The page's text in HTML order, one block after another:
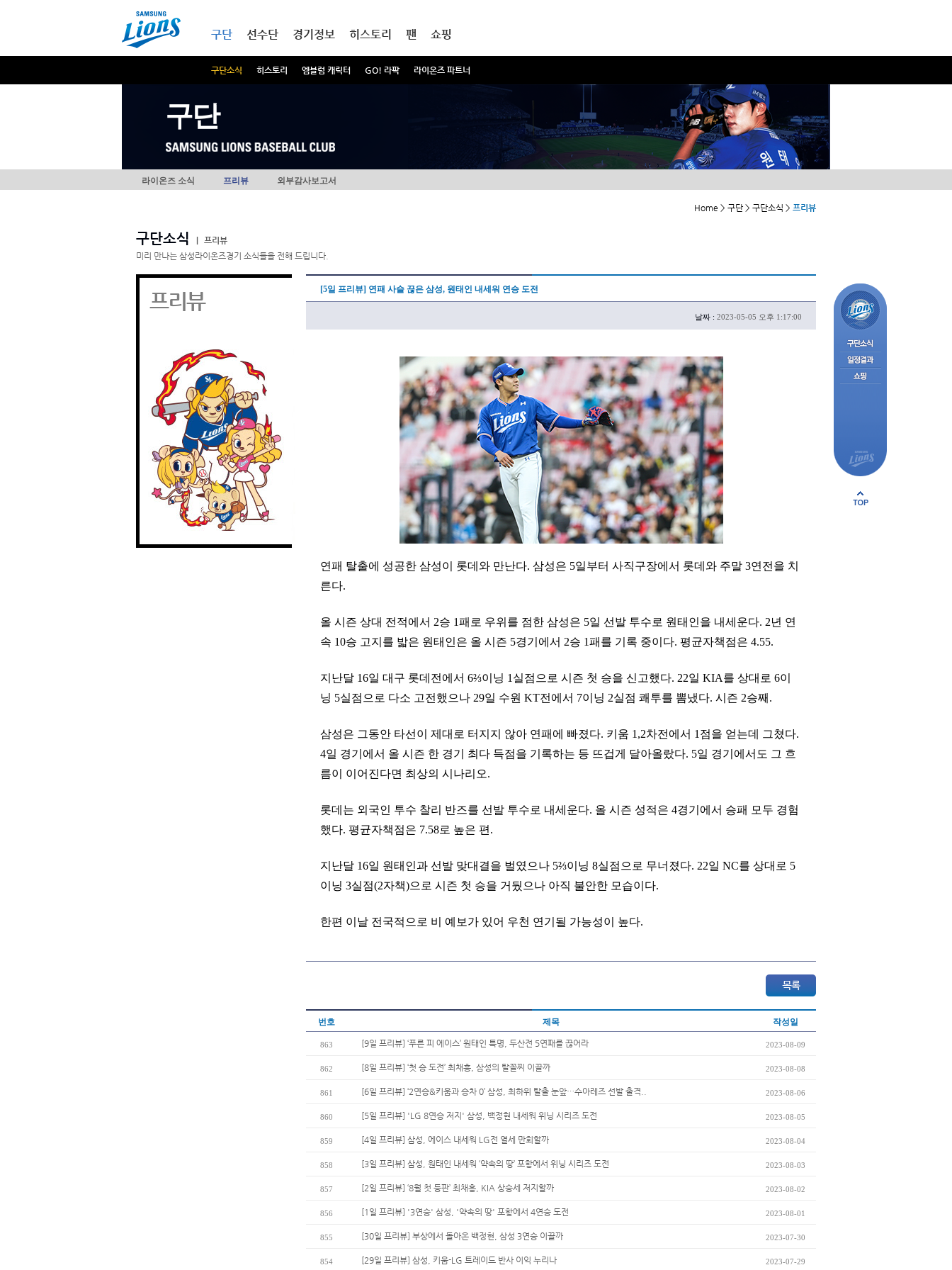
구단
구단소식 히스토리 엠블럼 캐릭터 GO! 라팍 라이온즈 파트너
선수단 경기정보 히스토리 팬 쇼핑
구단
라이온즈 소식 프리뷰 외부감사보고서
Home > 구단 > 구단소식 > 프리뷰
구단소식
프리뷰
미리 만나는 삼성라이온즈경기 소식들을 전해 드립니다.
프리뷰 [5일 프리뷰] 연패 사슬 끊은 삼성, 원태인 내세워 연승 도전
날짜 : 2023-05-05 오후 1:17:00
연패 탈출에 성공한 삼성이 롯데와 만난다. 삼성은 5일부터 사직구장에서 롯데와 주말 3연전을 치
른다.
올 시즌 상대 전적에서 2승 1패로 우위를 점한 삼성은 5일 선발 투수로 원태인을 내세운다. 2년 연
속 10승 고지를 밟은 원태인은 올 시즌 5경기에서 2승 1패를 기록 중이다. 평균자책점은 4.55.
지난달 16일 대구 롯데전에서 6⅔이닝 1실점으로 시즌 첫 승을 신고했다. 22일 KIA를 상대로 6이
닝 5실점으로 다소 고전했으나 29일 수원 KT전에서 7이닝 2실점 쾌투를 뽐냈다. 시즌 2승째.
삼성은 그동안 타선이 제대로 터지지 않아 연패에 빠졌다. 키움 1,2차전에서 1점을 얻는데 그쳤다.
4일 경기에서 올 시즌 한 경기 최다 득점을 기록하는 등 뜨겁게 달아올랐다. 5일 경기에서도 그 흐
름이 이어진다면 최상의 시나리오.
롯데는 외국인 투수 찰리 반즈를 선발 투수로 내세운다. 올 시즌 성적은 4경기에서 승패 모두 경험
했다. 평균자책점은 7.58로 높은 편.
지난달 16일 원태인과 선발 맞대결을 벌였으나 5⅔이닝 8실점으로 무너졌다. 22일 NC를 상대로 5
이닝 3실점(2자책)으로 시즌 첫 승을 거뒀으나 아직 불안한 모습이다.
한편 이날 전국적으로 비 예보가 있어 우천 연기될 가능성이 높다.
번호 제목 작성일
863 [9일 프리뷰] ‘푸른 피 에이스’ 원태인 특명, 두산전 5연패를 끊어라 2023-08-09
862 [8일 프리뷰] ‘첫 승 도전’ 최채흥, 삼성의 탈꼴찌 이끌까 2023-08-08
861 [6일 프리뷰] ‘2연승&키움과 승차 0’ 삼성, 최하위 탈출 눈앞…수아레즈 선발 출격.. 2023-08-06
860 [5일 프리뷰] 'LG 8연승 저지' 삼성, 백정현 내세워 위닝 시리즈 도전 2023-08-05
859 [4일 프리뷰] 삼성, 에이스 내세워 LG전 열세 만회할까 2023-08-04
858 [3일 프리뷰] 삼성, 원태인 내세워 ‘약속의 땅’ 포항에서 위닝 시리즈 도전 2023-08-03
857 [2일 프리뷰] ‘8월 첫 등판’ 최채흥, KIA 상승세 저지할까 2023-08-02
856 [1일 프리뷰] '3연승' 삼성, '약속의 땅' 포항에서 4연승 도전 2023-08-01
855 [30일 프리뷰] 부상에서 돌아온 백정현, 삼성 3연승 이끌까 2023-07-30
854 [29일 프리뷰] 삼성, 키움-LG 트레이드 반사 이익 누리나 2023-07-29